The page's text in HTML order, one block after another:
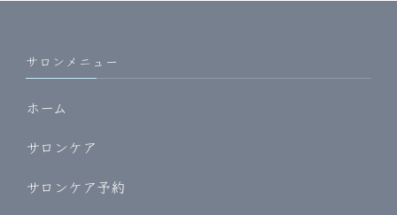
サロンメニュー
ホーム
サロンケア
サロンケア予約